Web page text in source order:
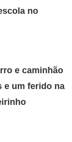
no
e caminhão
e um ferido na